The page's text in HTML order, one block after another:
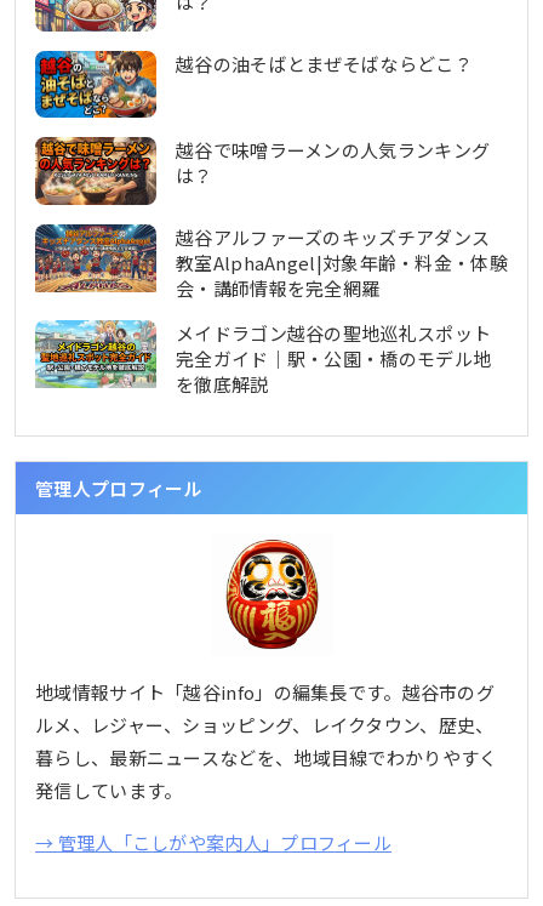
越谷の油そばとまぜそばならどこ？
越谷で味噌ラーメンの人気ランキング
は？
越谷アルファーズのキッズチアダンス
教室AlphaAngel|対象年齢・料金・体験
会・講師情報を完全網羅
メイドラゴン越谷の聖地巡礼スポット
完全ガイド｜駅・公園・橋のモデル地
を徹底解説
管理人プロフィール
地域情報サイト「越谷info」の編集長です。越谷市のグ
ルメ、レジャー、ショッピング、レイクタウン、歴史、
暮らし、最新ニュースなどを、地域目線でわかりやすく
発信しています。
→ 管理人「こしがや案内人」プロフィール